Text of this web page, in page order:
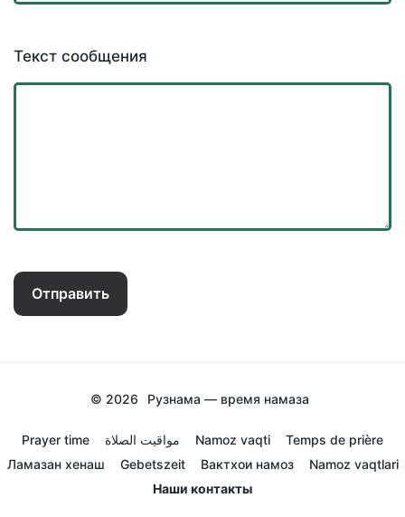
Текст сообщения
Отправить
© 2026 Рузнама — время намаза
Prayer time مواقيت الصلاة Namoz vaqti
Temps de prière
Ламазан хенаш
Gebetszeit Вактхои намоз
Namoz vaqtlari
Наши контакты